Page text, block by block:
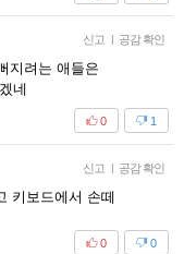
신고 | 공감 확인
지려는 애들은
네
1
0
신고 | 공감 확인
키보드에서 손떼
0
0